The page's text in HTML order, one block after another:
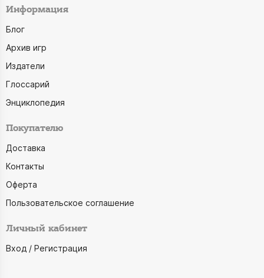
Информация
Блог
Архив игр
Издатели
Глоссарий
Энциклопедия
Покупателю
Доставка
Контакты
Оферта
Пользовательское соглашение
Личный кабинет
Вход / Регистрация